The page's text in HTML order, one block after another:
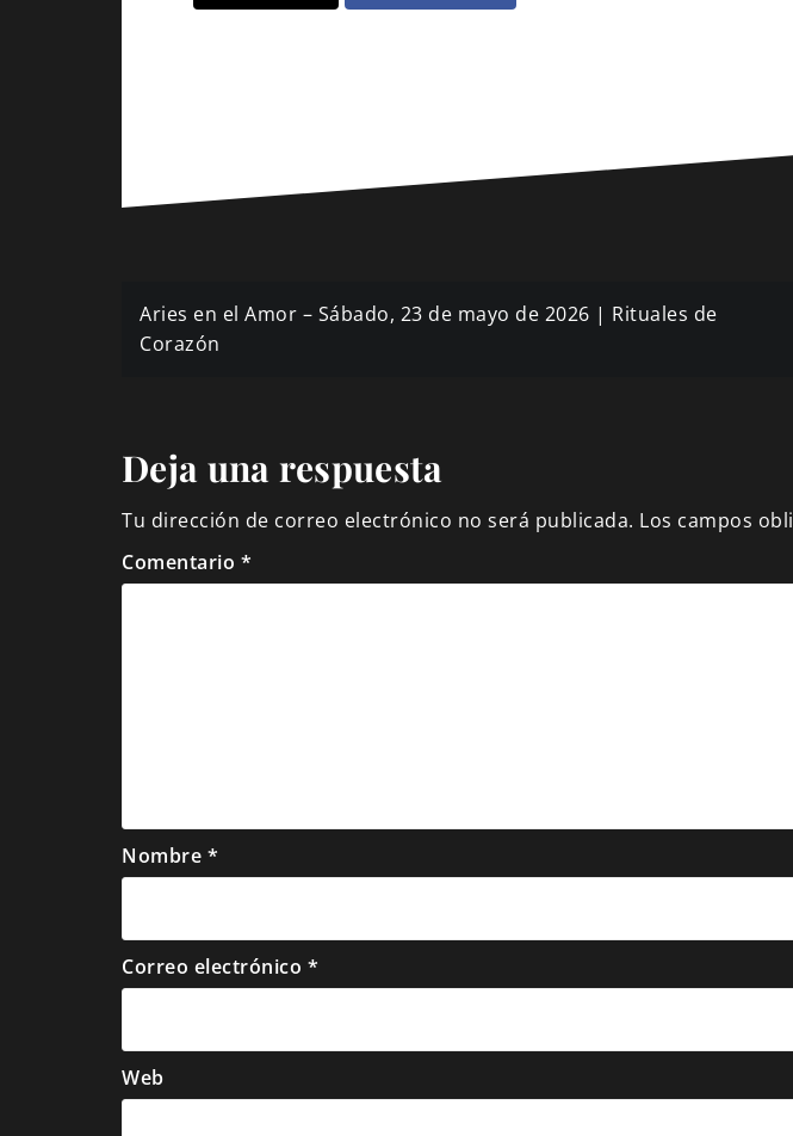
Navegación
de
Aries en el Amor – Sábado, 23 de mayo de 2026 | Rituales de
Corazón
Deja una respuesta
Tu dirección de correo electrónico no será publicada. Los campos
Comentario *
Nombre *
Correo electrónico *
Web